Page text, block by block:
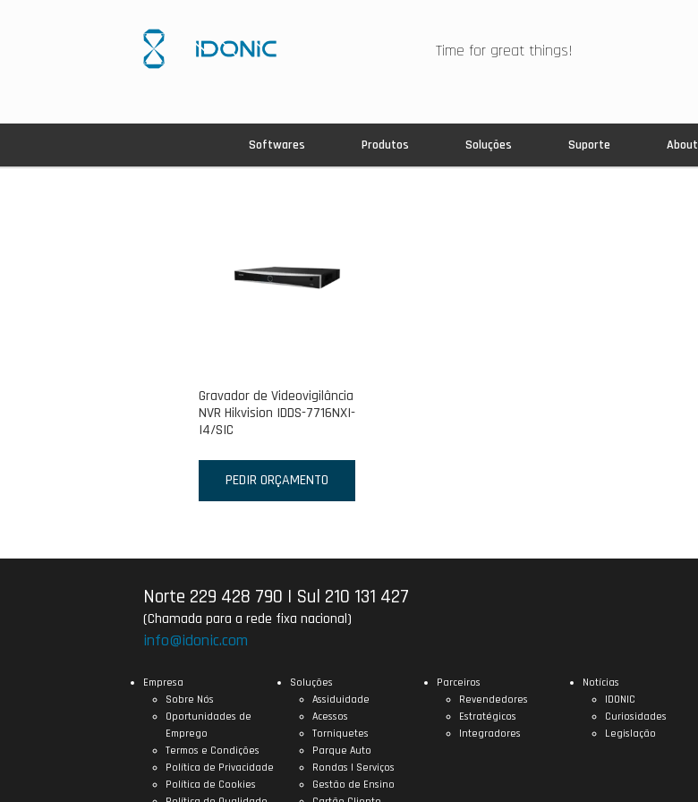
Time for great things!
Softwares Produtos Soluções Suporte About
Gravador de Videovigilância
NVR Hikvision IDDS-7716NXI-
I4/SIC
PEDIR ORÇAMENTO
Norte 229 428 790 | Sul 210 131 427
(Chamada para a rede fixa nacional)
info@idonic.com
Empresa
Sobre Nós
Oportunidades de
Emprego
Termos e Condições
Política de Privacidade
Política de Cookies
Soluções
Assiduidade
Acessos
Torniquetes
Parque Auto
Rondas | Serviços
Gestão de Ensino
Parceiros
Revendedores
Estratégicos
Integradores
Notícias
IDONIC
Curiosidades
Legislação